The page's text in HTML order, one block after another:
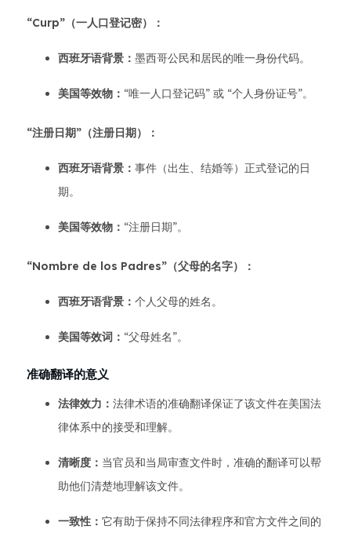
“Curp”（一人口登记密）：
西班牙语背景： 墨西哥公民和居民的唯一身份代码。
美国等效物： “唯一人口登记码” 或 “个人身份证号”。
“注册日期”（注册日期）：
西班牙语背景： 事件（出生、结婚等）正式登记的日
期。
美国等效物： “注册日期”。
“Nombre de los Padres”（父母的名字）：
西班牙语背景： 个人父母的姓名。
美国等效词： “父母姓名”。
准确翻译的意义
法律效力： 法律术语的准确翻译保证了该文件在美国法
律体系中的接受和理解。
清晰度： 当官员和当局审查文件时，准确的翻译可以帮
助他们清楚地理解该文件。
一致性： 它有助于保持不同法律程序和官方文件之间的